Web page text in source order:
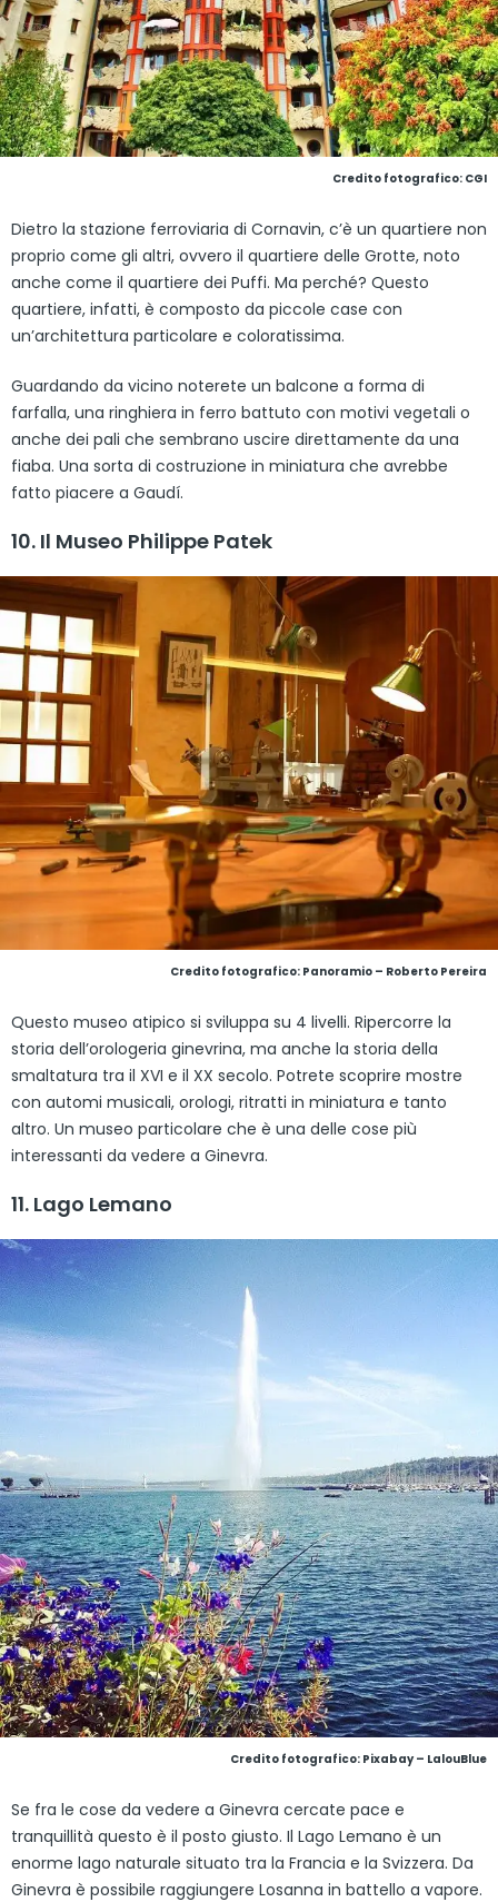
Credito fotografico: CGI
Dietro la stazione ferroviaria di Cornavin, c’è un quartiere non
proprio come gli altri, ovvero il quartiere delle Grotte, noto
anche come il quartiere dei Puffi. Ma perché? Questo
quartiere, infatti, è composto da piccole case con
un’architettura particolare e coloratissima.
Guardando da vicino noterete un balcone a forma di
farfalla, una ringhiera in ferro battuto con motivi vegetali o
anche dei pali che sembrano uscire direttamente da una
fiaba. Una sorta di costruzione in miniatura che avrebbe
fatto piacere a Gaudí.
10. Il Museo Philippe Patek
Credito fotografico: Panoramio – Roberto Pereira
Questo museo atipico si sviluppa su 4 livelli. Ripercorre la
storia dell’orologeria ginevrina, ma anche la storia della
smaltatura tra il XVI e il XX secolo. Potrete scoprire mostre
con automi musicali, orologi, ritratti in miniatura e tanto
altro. Un museo particolare che è una delle cose più
interessanti da vedere a Ginevra.
11. Lago Lemano
Credito fotografico: Pixabay – LalouBlue
Se fra le cose da vedere a Ginevra cercate pace e
tranquillità questo è il posto giusto. Il Lago Lemano è un
enorme lago naturale situato tra la Francia e la Svizzera. Da
Ginevra è possibile raggiungere Losanna in battello a vapore.